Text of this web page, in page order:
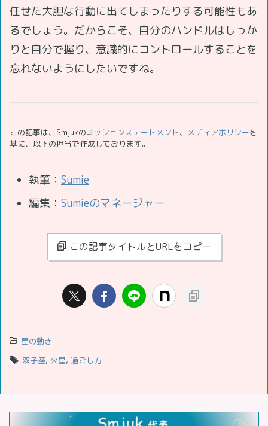
任せた大胆な行動に出てしまったりする可能性もあ
るでしょう。だからこそ、自分のハンドルはしっか
りと自分で握り、意識的にコントロールすることを
忘れないようにしたいですね。
この記事は、Smjukのミッションステートメント、 メディアポリシーを
基に、以下の担当で作成しております。
執筆： Sumie
編集： Sumieのマネージャー
この記事タイトルとURLをコピー
-星の動き
-双子座, 火星, 過ごし方